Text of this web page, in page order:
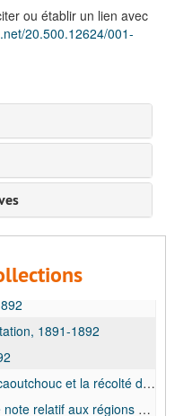
ou établir un lien avec
20.500.12624/001-
des Anciens Frères d'Armes du Corps Belge de Mexique, 1864-1920
(1867-1889), 1878-1887
1891-1892
1891-1892
et la récolté de l'ivoire, 1892
de l'ivoire et du caoutchouc dans la zone Arabe, bulk: s.d.